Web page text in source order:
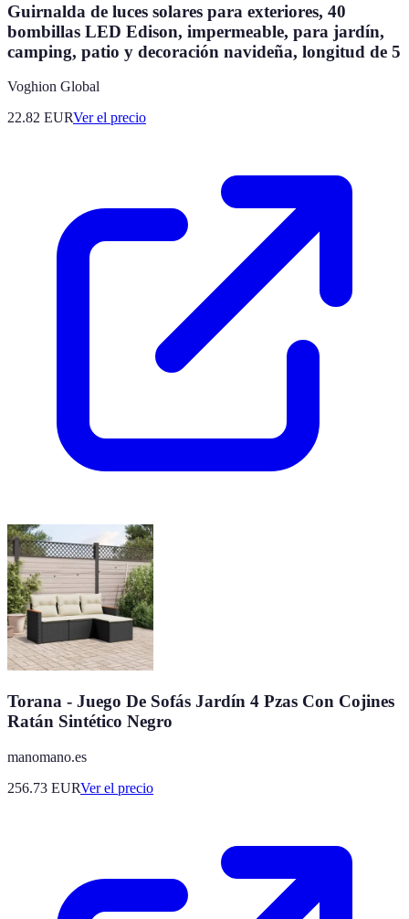
Guirnalda de luces solares para exteriores, 40
bombillas LED Edison, impermeable, para jardín,
camping, patio y decoración navideña, longitud de 5
Voghion Global
22.82 EURVer el precio
Torana - Juego De Sofás Jardín 4 Pzas Con Cojines
Ratán Sintético Negro
manomano.es
256.73 EURVer el precio